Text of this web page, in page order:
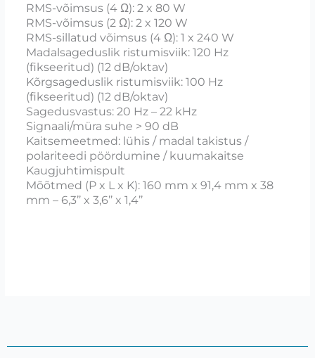
RMS-võimsus (4 Ω): 2 x 80 W
RMS-võimsus (2 Ω): 2 x 120 W
RMS-sillatud võimsus (4 Ω): 1 x 240 W
Madalsageduslik ristumisviik: 120 Hz
(fikseeritud) (12 dB/oktav)
Kõrgsageduslik ristumisviik: 100 Hz
(fikseeritud) (12 dB/oktav)
Sagedusvastus: 20 Hz – 22 kHz
Signaali/müra suhe > 90 dB
Kaitsemeetmed: lühis / madal takistus /
polariteedi pöördumine / kuumakaitse
Kaugjuhtimispult
Mõõtmed (P x L x K): 160 mm x 91,4 mm x 38
mm – 6,3’’ x 3,6’’ x 1,4’’